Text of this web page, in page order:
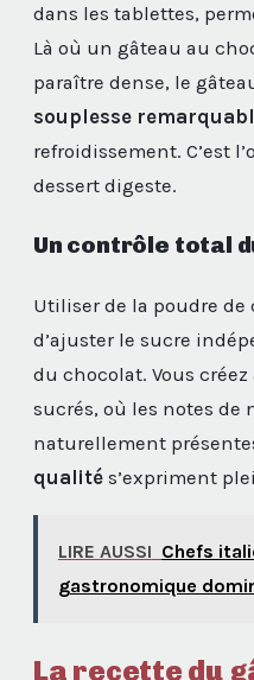
dans les tablettes,
Là où un gâteau au
paraître dense, le
souplesse
refroidissement. C’est
dessert digeste.
Un contrôle total
Utiliser de la poudre de
d’ajuster le sucre
du chocolat. Vous
sucrés, où les notes de
naturellement
qualité s’expriment
LIRE AUSSI Chefs
gastronomique
La recette du